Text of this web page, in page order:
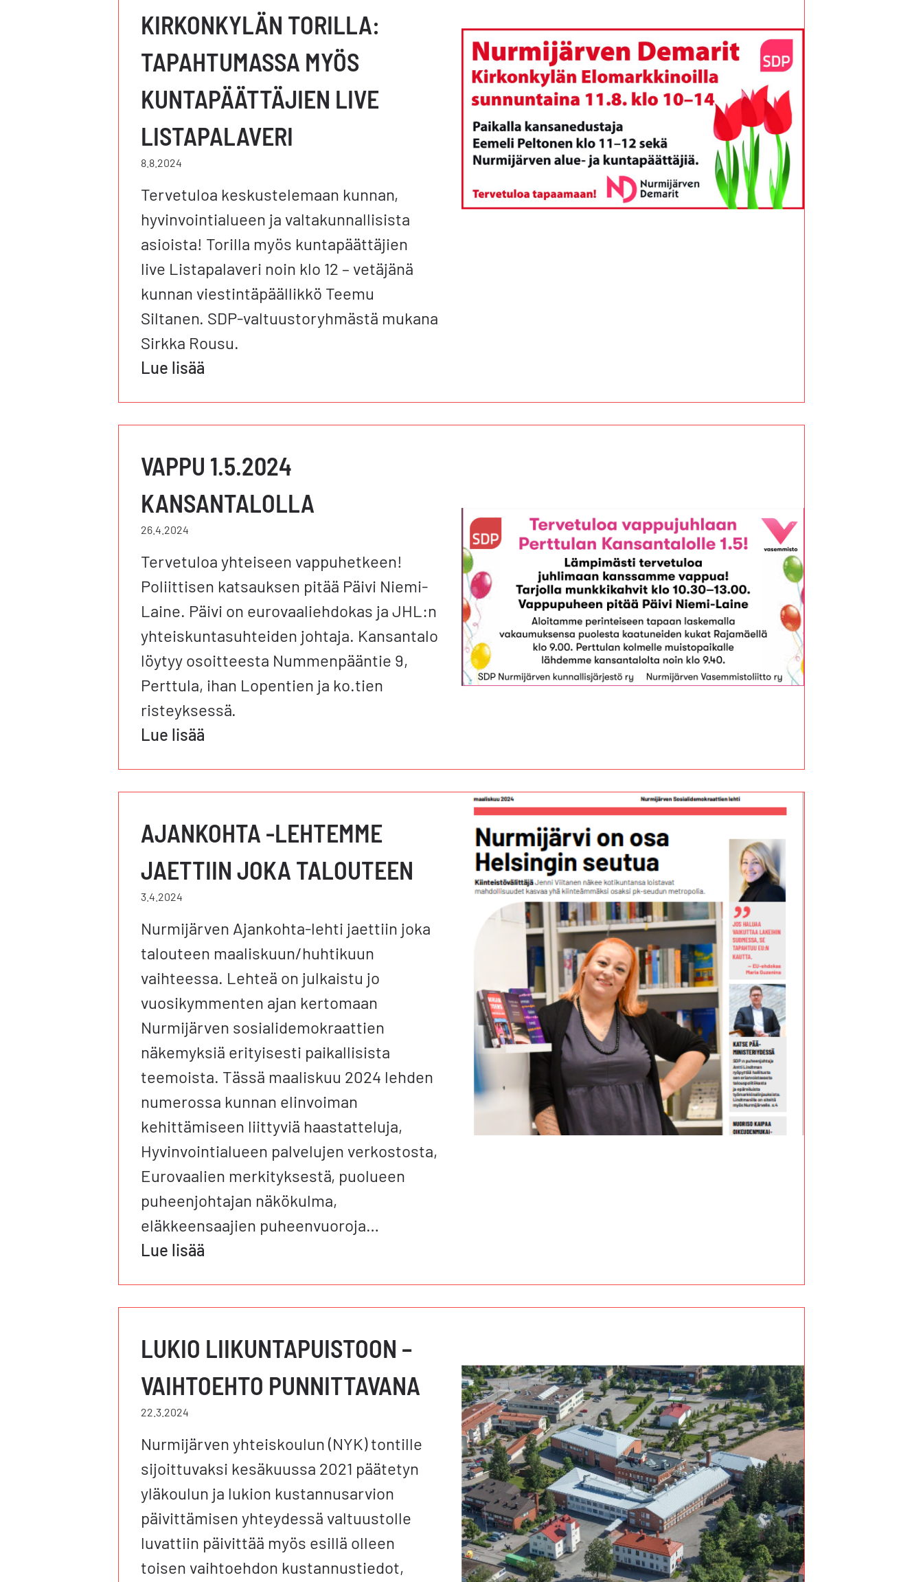
KIRKONKYLÄN TORILLA:
TAPAHTUMASSA MYÖS
KUNTAPÄÄTTÄJIEN LIVE
LISTAPALAVERI
8.8.2024
Tervetuloa keskustelemaan kunnan,
hyvinvointialueen ja valtakunnallisista
asioista! Torilla myös kuntapäättäjien
live Listapalaveri noin klo 12 – vetäjänä
kunnan viestintäpäällikkö Teemu
Siltanen. SDP-valtuustoryhmästä mukana
Sirkka Rousu.
Lue lisää
VAPPU 1.5.2024
KANSANTALOLLA
26.4.2024
Tervetuloa yhteiseen vappuhetkeen!
Poliittisen katsauksen pitää Päivi Niemi-
Laine. Päivi on eurovaaliehdokas ja JHL:n
yhteiskuntasuhteiden johtaja. Kansantalo
löytyy osoitteesta Nummenpääntie 9,
Perttula, ihan Lopentien ja ko.tien
risteyksessä.
Lue lisää
AJANKOHTA -LEHTEMME
JAETTIIN JOKA TALOUTEEN
3.4.2024
Nurmijärven Ajankohta-lehti jaettiin joka
talouteen maaliskuun/huhtikuun
vaihteessa. Lehteä on julkaistu jo
vuosikymmenten ajan kertomaan
Nurmijärven sosialidemokraattien
näkemyksiä erityisesti paikallisista
teemoista. Tässä maaliskuu 2024 lehden
numerossa kunnan elinvoiman
kehittämiseen liittyviä haastatteluja,
Hyvinvointialueen palvelujen verkostosta,
Eurovaalien merkityksestä, puolueen
puheenjohtajan näkökulma,
eläkkeensaajien puheenvuoroja…
Lue lisää
LUKIO LIIKUNTAPUISTOON –
VAIHTOEHTO PUNNITTAVANA
22.3.2024
Nurmijärven yhteiskoulun (NYK) tontille
sijoittuvaksi kesäkuussa 2021 päätetyn
yläkoulun ja lukion kustannusarvion
päivittämisen yhteydessä valtuustolle
luvattiin päivittää myös esillä olleen
toisen vaihtoehdon kustannustiedot,